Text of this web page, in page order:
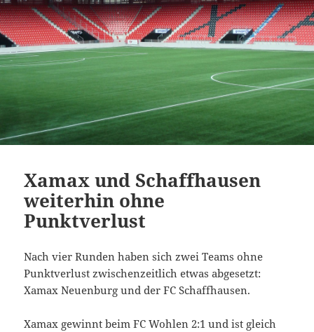
Xamax und Schaffhausen
weiterhin ohne
Punktverlust
Nach vier Runden haben sich zwei Teams ohne
Punktverlust zwischenzeitlich etwas abgesetzt:
Xamax Neuenburg und der FC Schaffhausen.
Xamax gewinnt beim FC Wohlen 2:1 und ist gleich